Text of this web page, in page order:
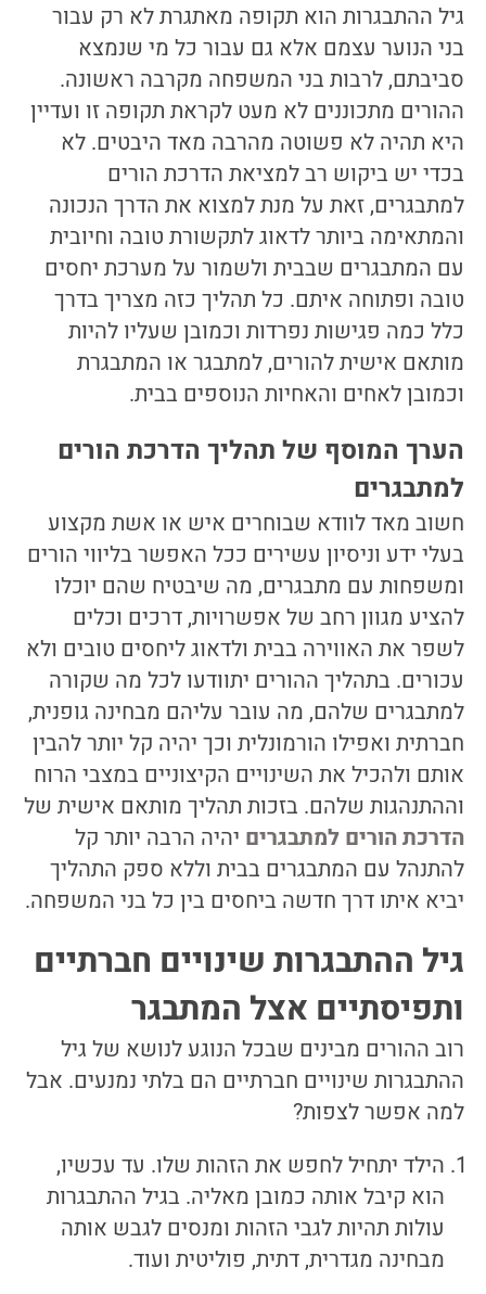
גיל ההתבגרות הוא תקופה מאתגרת לא רק עבור
בני הנוער עצמם אלא גם עבור כל מי שנמצא
סביבתם, לרבות בני המשפחה מקרבה ראשונה.
ההורים מתכוננים לא מעט לקראת תקופה זו ועדיין
היא תהיה לא פשוטה מהרבה מאד היבטים. לא
בכדי יש ביקוש רב למציאת הדרכת הורים
למתבגרים, זאת על מנת למצוא את הדרך הנכונה
והמתאימה ביותר לדאוג לתקשורת טובה וחיובית
עם המתבגרים שבבית ולשמור על מערכת יחסים
טובה ופתוחה איתם. כל תהליך כזה מצריך בדרך
כלל כמה פגישות נפרדות וכמובן שעליו להיות
מותאם אישית להורים, למתבגר או המתבגרת
וכמובן לאחים והאחיות הנוספים בבית.
הערך המוסף של תהליך הדרכת הורים
למתבגרים
חשוב מאד לוודא שבוחרים איש או אשת מקצוע
בעלי ידע וניסיון עשירים ככל האפשר בליווי הורים
ומשפחות עם מתבגרים, מה שיבטיח שהם יוכלו
להציע מגוון רחב של אפשרויות, דרכים וכלים
לשפר את האווירה בבית ולדאוג ליחסים טובים ולא
עכורים. בתהליך ההורים יתוודעו לכל מה שקורה
למתבגרים שלהם, מה עובר עליהם מבחינה גופנית,
חברתית ואפילו הורמונלית וכך יהיה קל יותר להבין
אותם ולהכיל את השינויים הקיצוניים במצבי הרוח
וההתנהגות שלהם. בזכות תהליך מותאם אישית של
הדרכת הורים למתבגרים יהיה הרבה יותר קל
להתנהל עם המתבגרים בבית וללא ספק התהליך
יביא איתו דרך חדשה ביחסים בין כל בני המשפחה.
גיל ההתבגרות שינויים חברתיים
ותפיסתיים אצל המתבגר
רוב ההורים מבינים שבכל הנוגע לנושא של גיל
ההתבגרות שינויים חברתיים הם בלתי נמנעים. אבל
למה אפשר לצפות?
הילד יתחיל לחפש את הזהות שלו. עד עכשיו,
הוא קיבל אותה כמובן מאליה. בגיל ההתבגרות
עולות תהיות לגבי הזהות ומנסים לגבש אותה
מבחינה מגדרית, דתית, פוליטית ועוד.